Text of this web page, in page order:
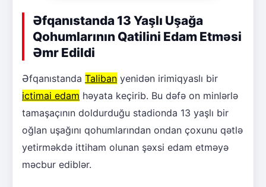
Əfqanıstanda 13 Yaşlı Uşağa
Qohumlarının Qatilini Edam Etməsi
Əmr Edildi
Əfqanıstanda Taliban yenidən irimiqyaslı bir
ictimai edam həyata keçirib. Bu dəfə on minlərlə
tamaşaçının doldurduğu stadionda 13 yaşlı bir
oğlan uşağını qohumlarından ondan çoxunu qətlə
yetirməkdə ittiham olunan şəxsi edam etməyə
məcbur ediblər.